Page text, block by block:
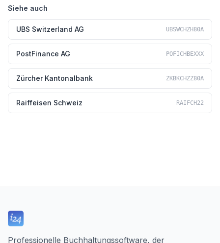
Siehe auch
UBS Switzerland AG UBSWCHZH80A
PostFinance AG POFICHBEXXX
Zürcher Kantonalbank ZKBKCHZZ80A
Raiffeisen Schweiz RAIFCH22
Professionelle Buchhaltungssoftware, der